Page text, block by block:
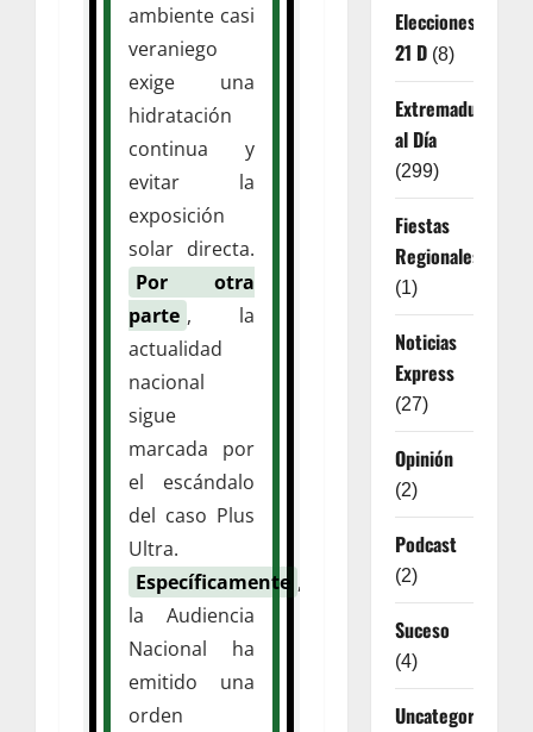
ambiente casi
veraniego
exige una
hidratación
continua y
evitar la
exposición
solar directa.
Por otra
parte , la
actualidad
nacional
sigue
marcada por
el escándalo
del caso Plus
Ultra.
Específicamente ,
la Audiencia
Nacional ha
emitido una
orden
Elecciones
21 D(8)
Extremadura
al Día
(299)
Fiestas
Regionales
(1)
Noticias
Express
(27)
Opinión
(2)
Podcast
(2)
Suceso
(4)
Uncategorized